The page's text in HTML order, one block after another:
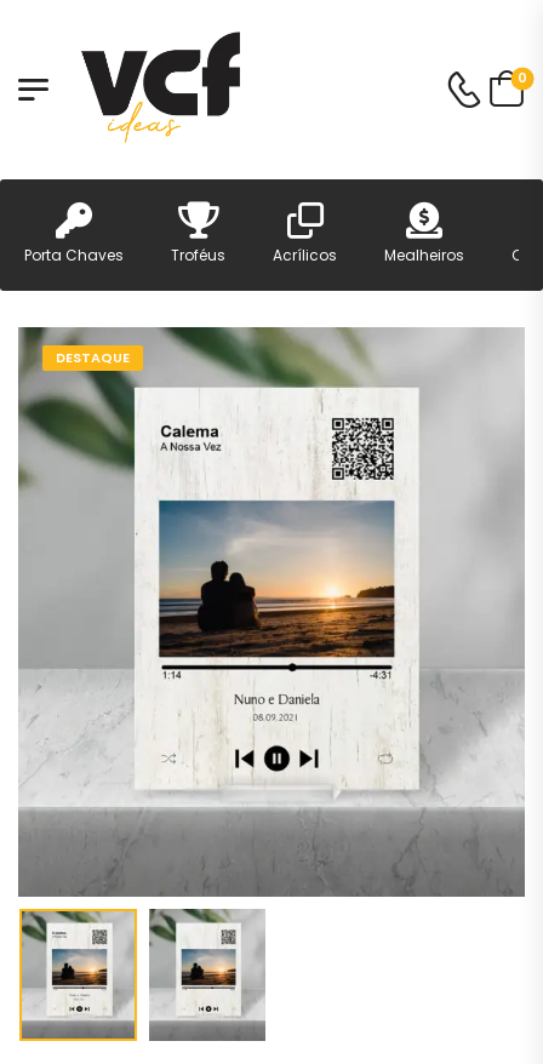
0
Porta Chaves Troféus Acrílicos Mealheiros
DESTAQUE